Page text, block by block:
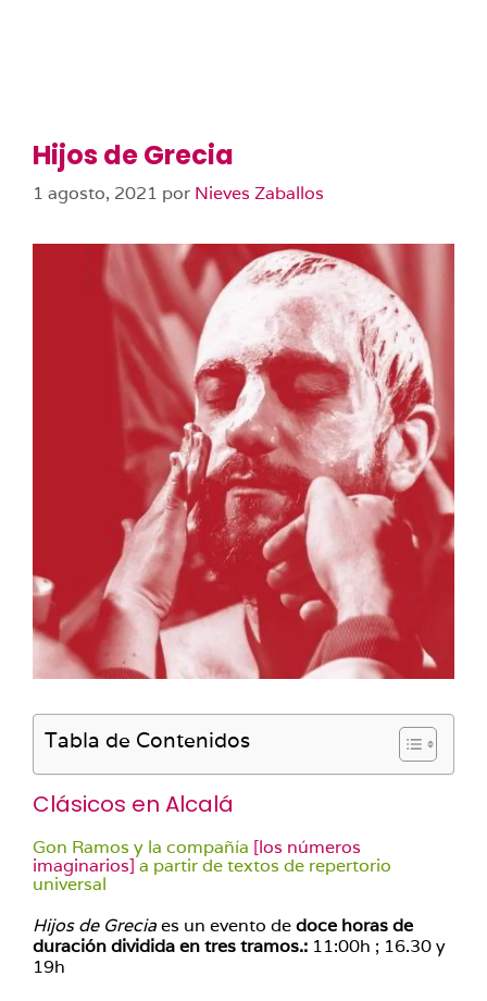
Hijos de Grecia
1 agosto, 2021 por Nieves Zaballos
Tabla de Contenidos
Clásicos en Alcalá
Gon Ramos y la compañía [los números
imaginarios] a partir de textos de repertorio
universal
Hijos de Greciaes un evento dedoce horas de
duración dividida en tres tramos.: 11:00h ; 16.30 y
19h